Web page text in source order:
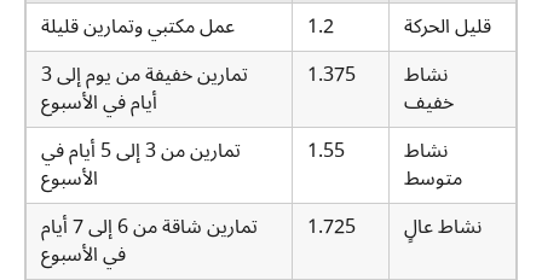
قليل الحركة
1.2
عمل مكتبي وتمارين قليلة
نشاط
خفيف
1.375 تمارين خفيفة من يوم إلى 3
أيام في الأسبوع
نشاط
متوسط
1.55 تمارين من 3 إلى 5 أيام في
الأسبوع
نشاط عالٍ
1.725 تمارين شاقة من 6 إلى 7 أيام
في الأسبوع